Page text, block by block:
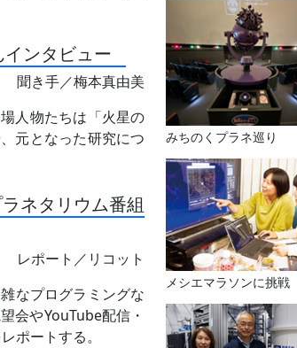
ンタビュー
聞き手／梅本真由美
人物たちは「火星の
元となった研究につ
ネタリウム番組
レポート／リコット
なプログラミングな
会やYouTube配信・
ポートする。
みちのくプラネ巡り
メシエマラソンに挑戦